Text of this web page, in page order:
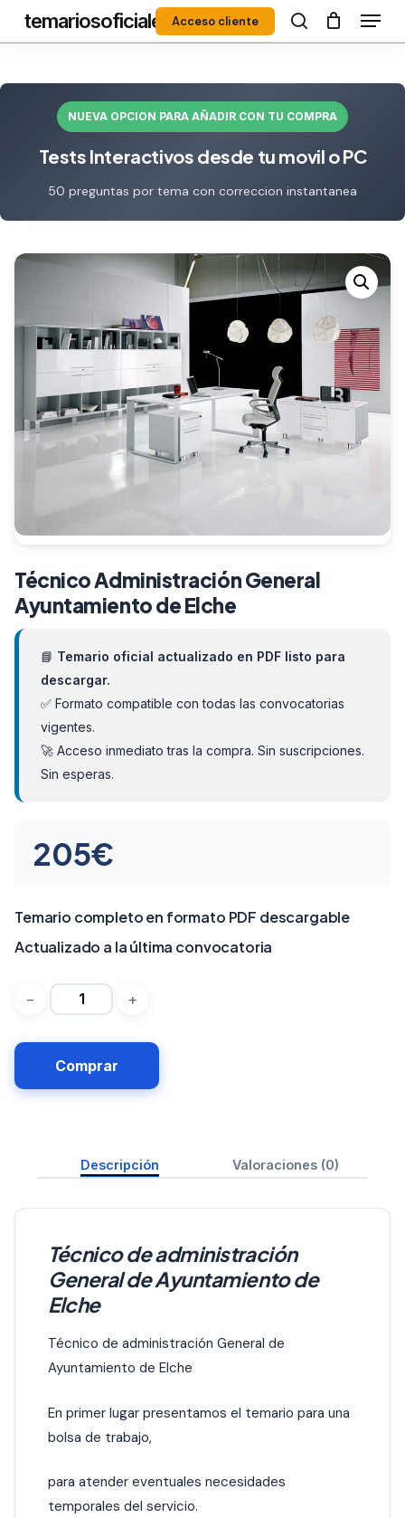
content
temariosoficiales
Acceso cliente
search
Menú
NUEVA OPCION PARA AÑADIR CON TU COMPRA
Tests Interactivos desde tu movil o PC
50 preguntas por tema con correccion instantanea
Técnico Administración General
Ayuntamiento de Elche
📘 Temario oficial actualizado en PDF listo para
descargar.
✅ Formato compatible con todas las convocatorias
vigentes.
🚀 Acceso inmediato tras la compra. Sin suscripciones.
Sin esperas.
205€
Temario completo en formato PDF descargable
Actualizado a la última convocatoria
Comprar
Descripción Valoraciones (0)
Técnico de administración
General de Ayuntamiento de
Elche
Técnico de administración General de
Ayuntamiento de Elche
En primer lugar presentamos el temario para una
bolsa de trabajo,
para atender eventuales necesidades
temporales del servicio.